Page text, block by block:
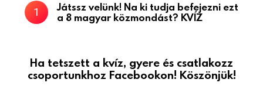
Játssz velünk! Na ki tudja befejezni ezt
a 8 magyar közmondást? KVÍZ
Ha tetszett a kvíz, gyere és csatlakozz
csoportunkhoz Facebookon! Köszönjük!